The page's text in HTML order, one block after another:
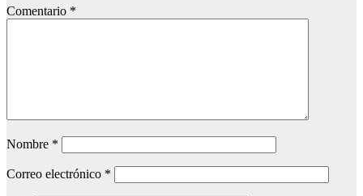
Comentario *
Nombre *
Correo electrónico *